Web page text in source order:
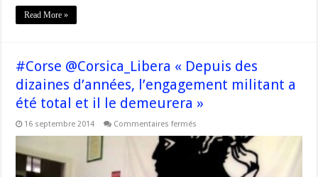
Read More »
#Corse @Corsica_Libera « Depuis des
dizaines d’années, l’engagement militant a
été total et il le demeurera »
16 septembre 2014 Commentaires fermés
@Corsica_Libera
« Depuis
dizaines